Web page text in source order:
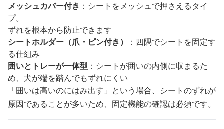
メッシュカバー付き ：シートをメッシュで押さえるタイ
プ。
ずれを根本から防止できます
シートホルダー（爪・ピン付き）
：四隅でシートを固定す
る仕組み
囲いとトレーが一体型 ：シートが囲いの内側に収まるた
め、犬が端を踏んでもずれにくい
「囲いは高いのにはみ出す」という場合、シートのずれが
原因であることが多いため、固定機能の確認は必須です。